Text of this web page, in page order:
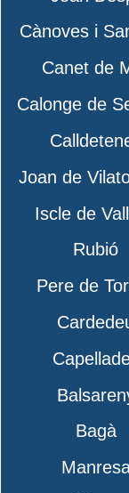
Cànoves i
Canet de
Calonge de
Joan de
Iscle de
Rubió
Pere de
Bagà